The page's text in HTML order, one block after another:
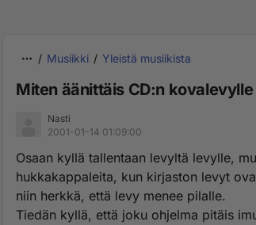
Musiikki Yleistä musiikista
Miten äänittäis CD:n
Nasti
2001-01-14 01:09:00
Osaan kyllä tallentaan levyltä levylle,
hukkakappaleita, kun kirjaston levyt
niin herkkä, että levy menee pilalle.
Tiedän kyllä, että joku ohjelma pitäis